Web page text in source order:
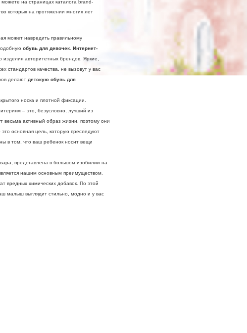
можете на страницах каталога brand-
которых на протяжении многих лет
может навредить правильному
обувь для девочек Интернет-
изделия авторитетных брендов. Яркие,
стандартов качества, не вызовут у вас
делают детскую обувь для
носка и плотной фиксации.
– это, безусловно, лучший из
весьма активный образ жизни, поэтому они
это основная цель, которую преследуют
в том, что ваш ребенок носит вещи
представлена в большом изобилии на
нашим основным преимуществом.
вредных химических добавок. По этой
малыш выглядит стильно, модно и у вас